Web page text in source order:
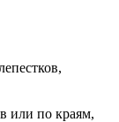
или по краям,